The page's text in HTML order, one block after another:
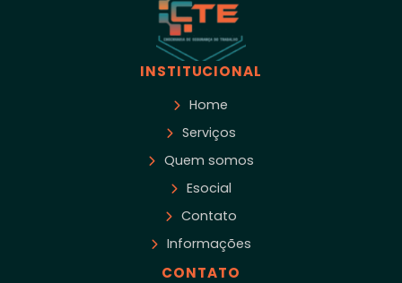
INSTITUCIONAL
Home
Serviços
Quem somos
Esocial
Contato
Informações
CONTATO